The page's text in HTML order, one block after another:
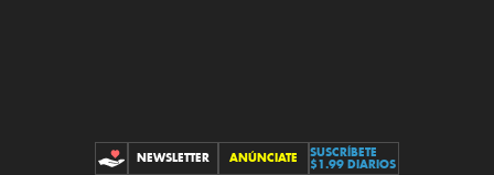
CONTRIBUCIONES
NEWSLETTER ANÚNCIATE
SUSCRÍBETE
$1.99 DIARIOS